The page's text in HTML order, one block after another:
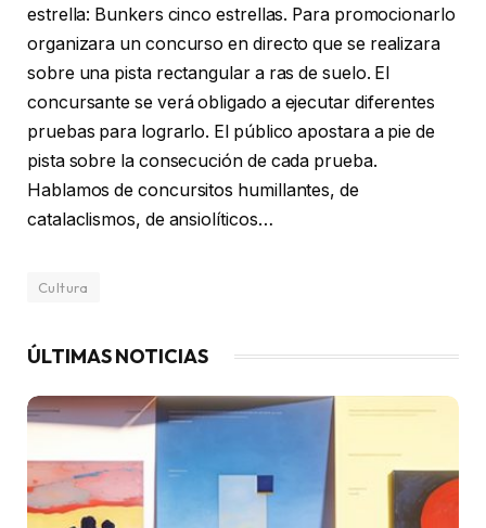
estrella: Bunkers cinco estrellas. Para promocionarlo
organizara un concurso en directo que se realizara
sobre una pista rectangular a ras de suelo. El
concursante se verá obligado a ejecutar diferentes
pruebas para lograrlo. El público apostara a pie de
pista sobre la consecución de cada prueba.
Hablamos de concursitos humillantes, de
catalaclismos, de ansiolíticos…
Cultura
ÚLTIMAS NOTICIAS